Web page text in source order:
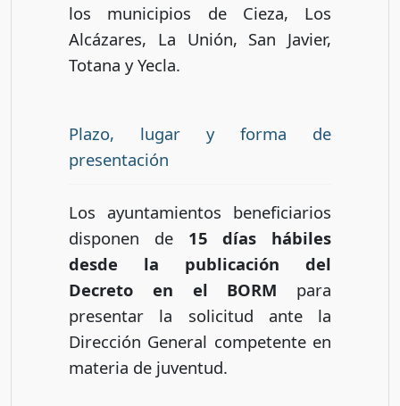
los municipios de Cieza, Los
Alcázares, La Unión, San Javier,
Totana y Yecla.
Plazo, lugar y forma de
presentación
Los ayuntamientos beneficiarios
disponen de 15 días hábiles
desde la publicación del
Decreto en el BORM para
presentar la solicitud ante la
Dirección General competente en
materia de juventud.